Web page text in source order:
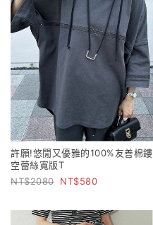
許願!悠閒又優雅的100%友善棉鏤
空蕾絲寬版T
2080
580